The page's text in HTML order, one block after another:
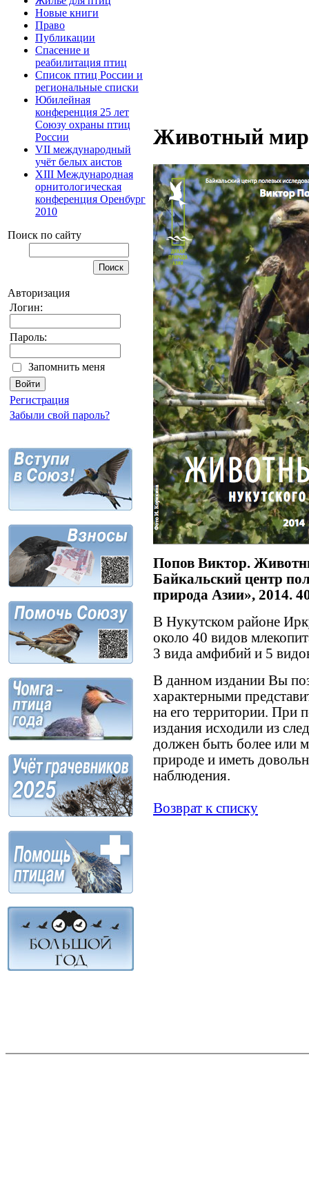
Новые книги
Право
Публикации
Спасение и
реабилитация птиц
Список птиц России и
региональные списки
Юбилейная
конференция 25 лет
Союзу охраны птиц
России
VII международный
учёт белых аистов
XIII Международная
орнитологическая
конференция Оренбург
2010
Поиск по сайту
Авторизация
Логин:
Пароль:
Запомнить меня
Регистрация
Забыли свой пароль?
Животный мир
Попов Виктор.
Байкальский центр
природа Азии», 2014.
В Нукутском районе
около 40 видов
3 вида амфибий и 5
В данном издании Вы
характерными
на его территории. При
издания исходили из
должен быть более или
природе и иметь
наблюдения.
Возврат к списку